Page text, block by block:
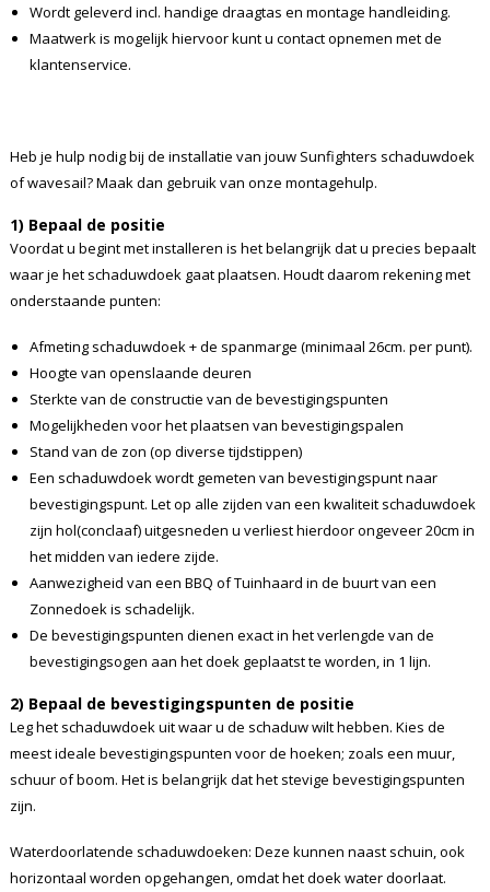
Wordt geleverd incl. handige draagtas en montage handleiding.
Maatwerk is mogelijk hiervoor kunt u contact opnemen met de
klantenservice.
Heb je hulp nodig bij de installatie van jouw Sunfighters schaduwdoek
of wavesail? Maak dan gebruik van onze montagehulp.
1) Bepaal de positie
Voordat u begint met installeren is het belangrijk dat u precies bepaalt
waar je het schaduwdoek gaat plaatsen. Houdt daarom rekening met
onderstaande punten:
Afmeting schaduwdoek + de spanmarge (minimaal 26cm. per punt).
Hoogte van openslaande deuren
Sterkte van de constructie van de bevestigingspunten
Mogelijkheden voor het plaatsen van bevestigingspalen
Stand van de zon (op diverse tijdstippen)
Een schaduwdoek wordt gemeten van bevestigingspunt naar
bevestigingspunt. Let op alle zijden van een kwaliteit schaduwdoek
zijn hol(conclaaf) uitgesneden u verliest hierdoor ongeveer 20cm in
het midden van iedere zijde.
Aanwezigheid van een BBQ of Tuinhaard in de buurt van een
Zonnedoek is schadelijk.
De bevestigingspunten dienen exact in het verlengde van de
bevestigingsogen aan het doek geplaatst te worden, in 1 lijn.
2) Bepaal de bevestigingspunten de positie
Leg het schaduwdoek uit waar u de schaduw wilt hebben. Kies de
meest ideale bevestigingspunten voor de hoeken; zoals een muur,
schuur of boom. Het is belangrijk dat het stevige bevestigingspunten
zijn.
Waterdoorlatende schaduwdoeken: Deze kunnen naast schuin, ook
horizontaal worden opgehangen, omdat het doek water doorlaat.